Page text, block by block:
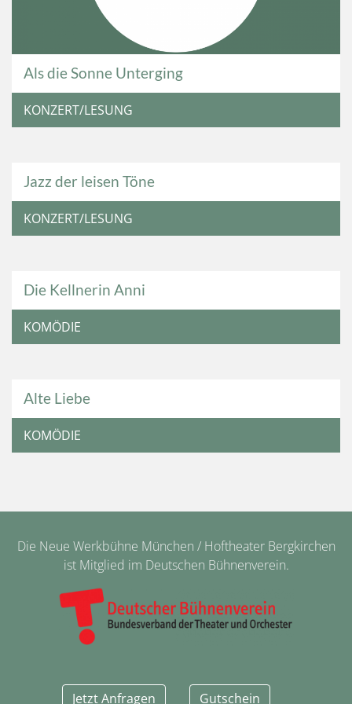
Als die Sonne Unterging
KONZERT/LESUNG
Jazz der leisen Töne
KONZERT/LESUNG
Die Kellnerin Anni
KOMÖDIE
Alte Liebe
KOMÖDIE
Die Neue Werkbühne München / Hoftheater Bergkirchen
ist Mitglied im Deutschen Bühnenverein.
Jetzt Anfragen Gutschein